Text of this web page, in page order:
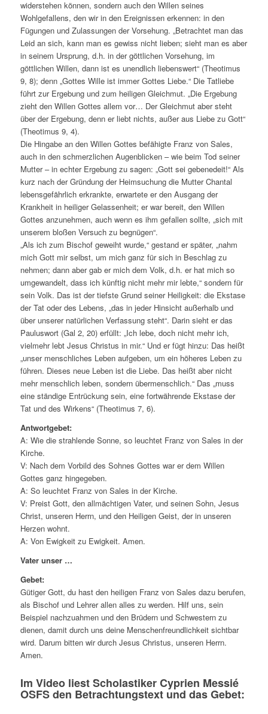
widerstehen können, sondern auch den Willen seines
Wohlgefallens, den wir in den Ereignissen erkennen: in den
Fügungen und Zulassungen der Vorsehung. „Betrachtet man das
Leid an sich, kann man es gewiss nicht lieben; sieht man es aber
in seinem Ursprung, d.h. in der göttlichen Vorsehung, im
göttlichen Willen, dann ist es unendlich liebenswert“ (Theotimus
9, 8); denn „Gottes Wille ist immer Gottes Liebe.“ Die Tatliebe
führt zur Ergebung und zum heiligen Gleichmut. „Die Ergebung
zieht den Willen Gottes allem vor… Der Gleichmut aber steht
über der Ergebung, denn er liebt nichts, außer aus Liebe zu Gott“
(Theotimus 9, 4).
Die Hingabe an den Willen Gottes befähigte Franz von Sales,
auch in den schmerzlichen Augenblicken – wie beim Tod seiner
Mutter – in echter Ergebung zu sagen: „Gott sei gebenedeit!“ Als
kurz nach der Gründung der Heimsuchung die Mutter Chantal
lebensgefährlich erkrankte, erwartete er den Ausgang der
Krankheit in heiliger Gelassenheit; er war bereit, den Willen
Gottes anzunehmen, auch wenn es ihm gefallen sollte, „sich mit
unserem bloßen Versuch zu begnügen“.
„Als ich zum Bischof geweiht wurde,“ gestand er später, „nahm
mich Gott mir selbst, um mich ganz für sich in Beschlag zu
nehmen; dann aber gab er mich dem Volk, d.h. er hat mich so
umgewandelt, dass ich künftig nicht mehr mir lebte,“ sondern für
sein Volk. Das ist der tiefste Grund seiner Heiligkeit: die Ekstase
der Tat oder des Lebens, „das in jeder Hinsicht außerhalb und
über unserer natürlichen Verfassung steht“. Darin sieht er das
Pauluswort (Gal 2, 20) erfüllt: „Ich lebe, doch nicht mehr ich,
vielmehr lebt Jesus Christus in mir.“ Und er fügt hinzu: Das heißt
„unser menschliches Leben aufgeben, um ein höheres Leben zu
führen. Dieses neue Leben ist die Liebe. Das heißt aber nicht
mehr menschlich leben, sondern übermenschlich.“ Das „muss
eine ständige Entrückung sein, eine fortwährende Ekstase der
Tat und des Wirkens“ (Theotimus 7, 6).
Antwortgebet:
A: Wie die strahlende Sonne, so leuchtet Franz von Sales in der
Kirche.
V: Nach dem Vorbild des Sohnes Gottes war er dem Willen
Gottes ganz hingegeben.
A: So leuchtet Franz von Sales in der Kirche.
V: Preist Gott, den allmächtigen Vater, und seinen Sohn, Jesus
Christ, unseren Herrn, und den Heiligen Geist, der in unseren
Herzen wohnt.
A: Von Ewigkeit zu Ewigkeit. Amen.
Vater unser …
Gebet:
Gütiger Gott, du hast den heiligen Franz von Sales dazu berufen,
als Bischof und Lehrer allen alles zu werden. Hilf uns, sein
Beispiel nachzuahmen und den Brüdern und Schwestern zu
dienen, damit durch uns deine Menschenfreundlichkeit sichtbar
wird. Darum bitten wir durch Jesus Christus, unseren Herrn.
Amen.
Im Video liest Scholastiker Cyprien Messié
OSFS den Betrachtungstext und das Gebet: